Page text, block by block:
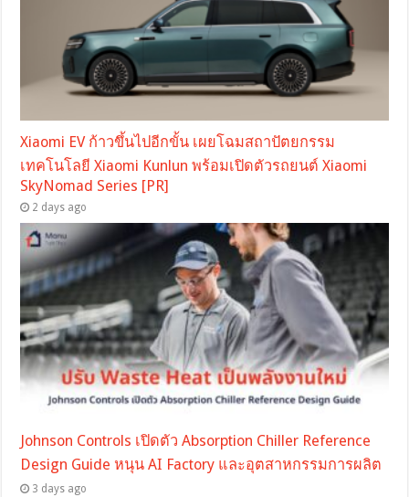
Xiaomi EV ก้าวขึ้นไปอีกขั้น เผยโฉมสถาปัตยกรรม
เทคโนโลยี Xiaomi Kunlun พร้อมเปิดตัวรถยนต์ Xiaomi
SkyNomad Series [PR]
2 days ago
Johnson Controls เปิดตัว Absorption Chiller Reference
Design Guide หนุน AI Factory และอุตสาหกรรมการผลิต
3 days ago